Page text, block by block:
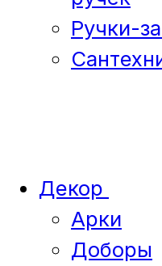
Ручки-
Декор
Арки
Доборы